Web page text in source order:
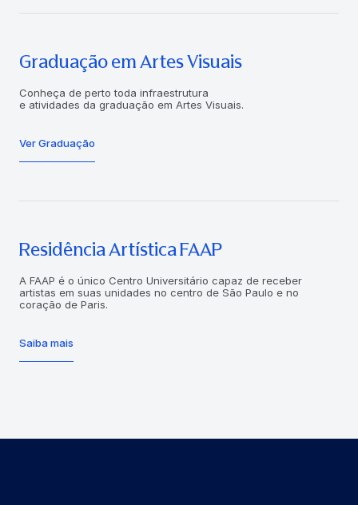
Graduação em Artes Visuais
Conheça de perto toda infraestrutura
e atividades da graduação em Artes Visuais.
Ver Graduação
Residência Artística FAAP
A FAAP é o único Centro Universitário capaz de receber
artistas em suas unidades no centro de São Paulo e no
coração de Paris.
Saiba mais